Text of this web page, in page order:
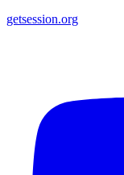
getsession.org